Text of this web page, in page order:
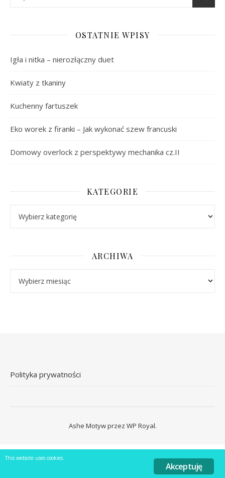
OSTATNIE WPISY
Igła i nitka – nierozłączny duet
Kwiaty z tkaniny
Kuchenny fartuszek
Eko worek z firanki – Jak wykonać szew francuski
Domowy overlock z perspektywy mechanika cz.II
KATEGORIE
ARCHIWA
Polityka prywatności
Ashe Motyw przez WP Royal.
Akceptuję
This website uses cookies.